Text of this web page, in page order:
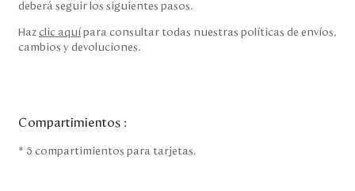
deberá seguir los siguientes pasos.
Haz clic aquí para consultar todas nuestras políticas de envíos,
cambios y devoluciones.
Compartimientos :
* 5 compartimientos para tarjetas.